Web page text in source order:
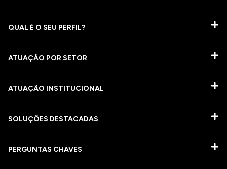
QUAL É O SEU PERFIL?
ATUAÇÃO POR SETOR
ATUAÇÃO INSTITUCIONAL
SOLUÇÕES DESTACADAS
PERGUNTAS CHAVES​